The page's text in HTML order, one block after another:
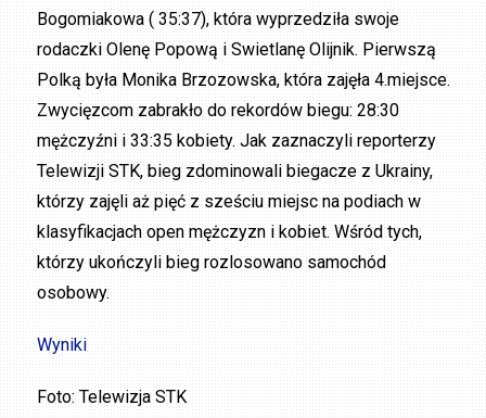
Bogomiakowa ( 35:37), która wyprzedziła swoje
rodaczki Olenę Popową i Swietlanę Olijnik. Pierwszą
Polką była Monika Brzozowska, która zajęła 4.miejsce.
Zwycięzcom zabrakło do rekordów biegu: 28:30
mężczyźni i 33:35 kobiety. Jak zaznaczyli reporterzy
Telewizji STK, bieg zdominowali biegacze z Ukrainy,
którzy zajęli aż pięć z sześciu miejsc na podiach w
klasyfikacjach open mężczyzn i kobiet. Wśród tych,
którzy ukończyli bieg rozlosowano samochód
osobowy.
Wyniki
Foto: Telewizja STK